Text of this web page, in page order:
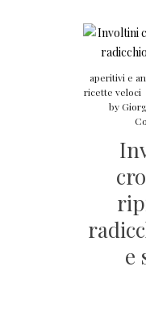
aperitivi e
ricette veloci
by
e